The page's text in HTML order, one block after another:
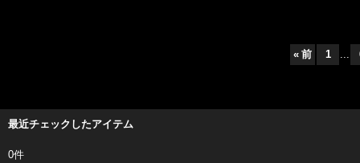
« 前 1 ...
最近チェックしたアイテム
0件